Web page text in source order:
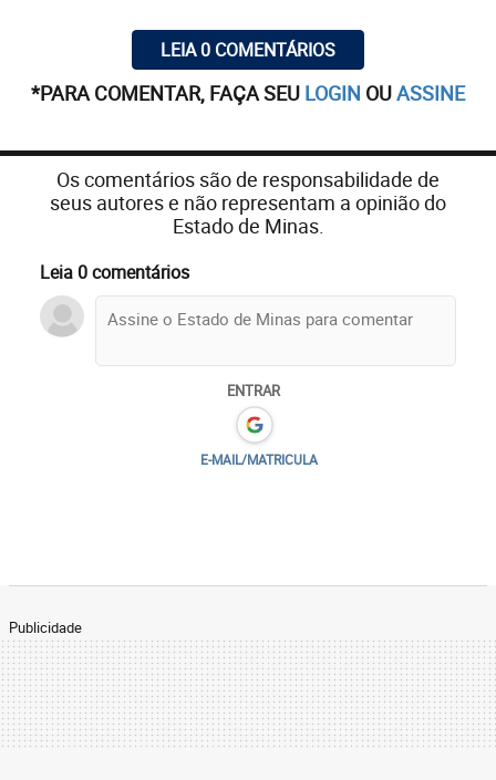
LEIA 0 COMENTÁRIOS
*PARA COMENTAR, FAÇA SEU LOGIN OUASSINE
Os comentários são de responsabilidade de
seus autores e não representam a opinião do
Estado de Minas.
Leia 0 comentários
ENTRAR
E-MAIL/MATRICULA
Publicidade